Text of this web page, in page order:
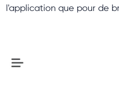
l'application que pour de